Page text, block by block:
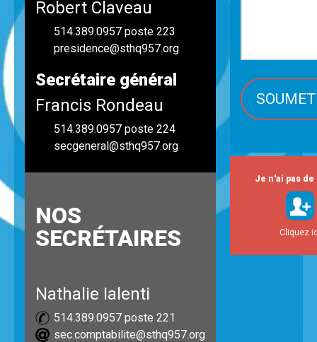
Robert Claveau
514.389.0957 poste 223
presidence@sthq957.org
Secrétaire général
Francis Rondeau
514.389.0957 poste 224
secgeneral@sthq957.org
NOS
SECRÉTAIRES
Nathalie Ialenti
514.389.0957 poste 221
sec.comptabilite@sthq957.org
Je n'ai pas de
Cliquez